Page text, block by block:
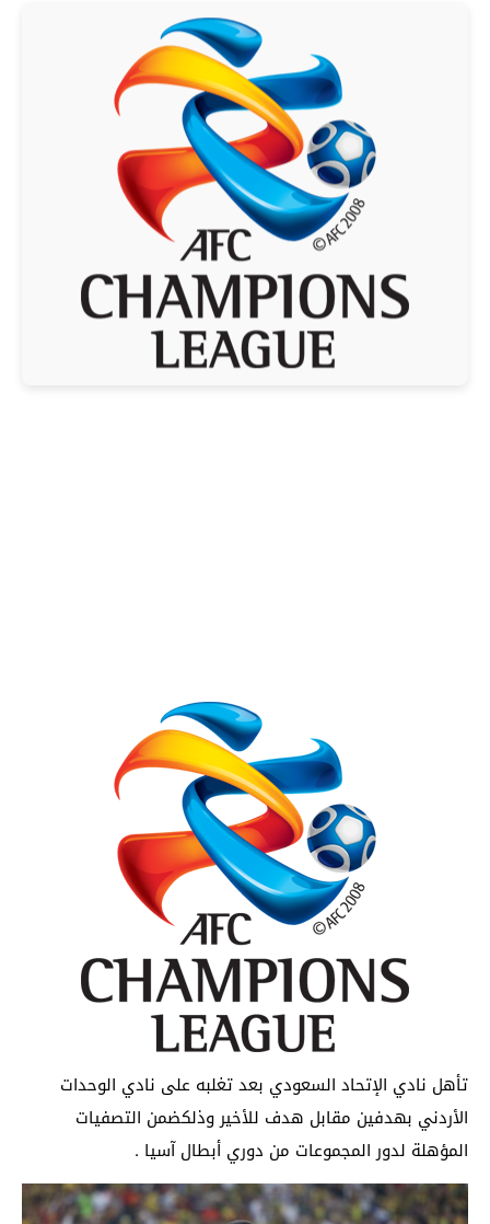
تأهل نادي الإتحاد السعودي بعد تغلبه على نادي الوحدات
الأردني بهدفين مقابل هدف للأخير وذلكضمن التصفيات
المؤهلة لدور المجموعات من دوري أبطال آسيا .